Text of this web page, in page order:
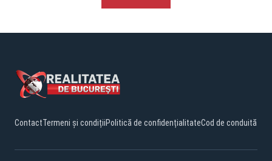
ContactTermeni și condițiiPolitică de confidențialitateCod de conduită